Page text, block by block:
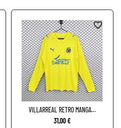
VILLARREAL RETRO MANGA...
31,00 €
favorite_border